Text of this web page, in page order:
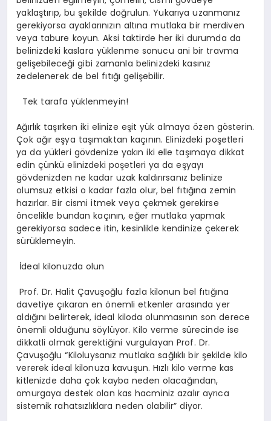
yaklaştırıp, bu şekilde doğrulun. Yukarıya uzanmanız
gerekiyorsa ayaklarınızın altına mutlaka bir merdiven
veya tabure koyun. Aksi taktirde her iki durumda da
belinizdeki kaslara yüklenme sonucu ani bir travma
gelişebileceği gibi zamanla belinizdeki kasınız
zedelenerek de bel fıtığı gelişebilir.
Tek tarafa yüklenmeyin!
Ağırlık taşırken iki elinize eşit yük almaya özen gösterin.
Çok ağır eşya taşımaktan kaçının. Elinizdeki poşetleri
ya da yükleri gövdenize yakın iki elle taşımaya dikkat
edin çünkü elinizdeki poşetleri ya da eşyayı
gövdenizden ne kadar uzak kaldırırsanız belinize
olumsuz etkisi o kadar fazla olur, bel fıtığına zemin
hazırlar. Bir cismi itmek veya çekmek gerekirse
öncelikle bundan kaçının, eğer mutlaka yapmak
gerekiyorsa sadece itin, kesinlikle kendinize çekerek
sürüklemeyin.
İdeal kilonuzda olun
Prof. Dr. Halit Çavuşoğlu fazla kilonun bel fıtığına
davetiye çıkaran en önemli etkenler arasında yer
aldığını belirterek, ideal kiloda olunmasının son derece
önemli olduğunu söylüyor. Kilo verme sürecinde ise
dikkatli olmak gerektiğini vurgulayan Prof. Dr.
Çavuşoğlu “Kiloluysanız mutlaka sağlıklı bir şekilde kilo
vererek ideal kilonuza kavuşun. Hızlı kilo verme kas
kitlenizde daha çok kayba neden olacağından,
omurgaya destek olan kas hacminiz azalır ayrıca
sistemik rahatsızlıklara neden olabilir” diyor.